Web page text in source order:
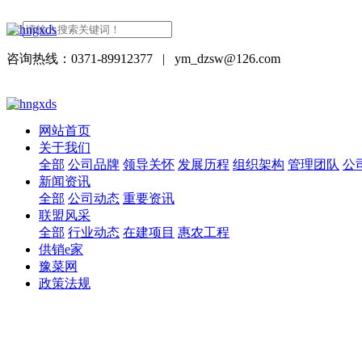
咨询热线：0371-89912377 | ym_dzsw@126.com
网站首页
关于我们
全部 公司品牌 领导关怀 发展历程 组织架构 管理团队 公
新闻资讯
全部 公司动态 重要资讯
联盟风采
全部 行业动态 在建项目 惠农工程
供销e家
豫菜网
政策法规